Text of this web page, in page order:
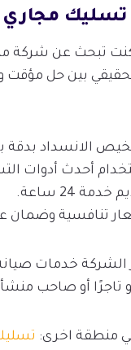
مجاري
تبحث عن شركة
بين حل مؤقت
الانسداد بدقة
أحدث أدوات
خدمة 24 ساعة.
تنافسية وضمان
الشركة خدمات
تاجرًا أو صاحب
منطقة اخرى: